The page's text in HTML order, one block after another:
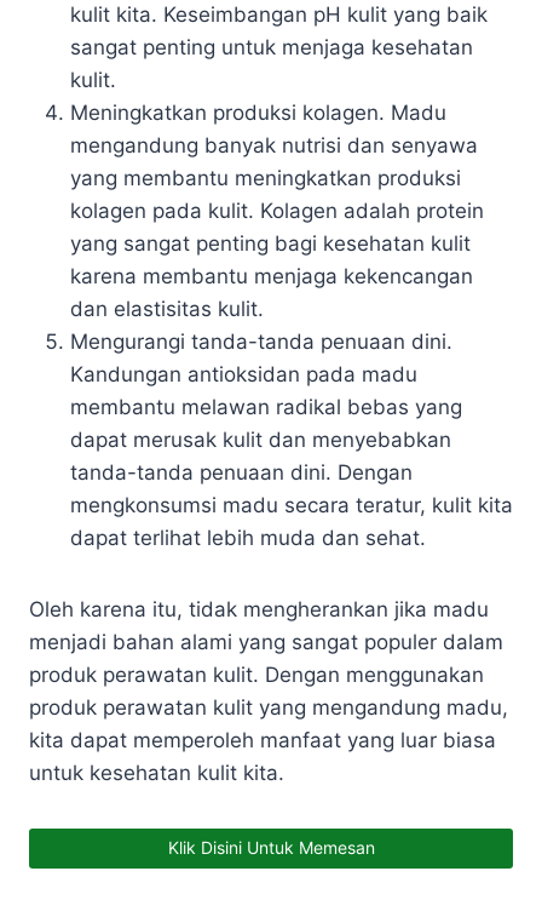
kulit kita. Keseimbangan pH kulit yang baik
sangat penting untuk menjaga kesehatan
kulit.
Meningkatkan produksi kolagen. Madu
mengandung banyak nutrisi dan senyawa
yang membantu meningkatkan produksi
kolagen pada kulit. Kolagen adalah protein
yang sangat penting bagi kesehatan kulit
karena membantu menjaga kekencangan
dan elastisitas kulit.
Mengurangi tanda-tanda penuaan dini.
Kandungan antioksidan pada madu
membantu melawan radikal bebas yang
dapat merusak kulit dan menyebabkan
tanda-tanda penuaan dini. Dengan
mengkonsumsi madu secara teratur, kulit kita
dapat terlihat lebih muda dan sehat.
Oleh karena itu, tidak mengherankan jika madu
menjadi bahan alami yang sangat populer dalam
produk perawatan kulit. Dengan menggunakan
produk perawatan kulit yang mengandung madu,
kita dapat memperoleh manfaat yang luar biasa
untuk kesehatan kulit kita.
Klik Disini Untuk Memesan